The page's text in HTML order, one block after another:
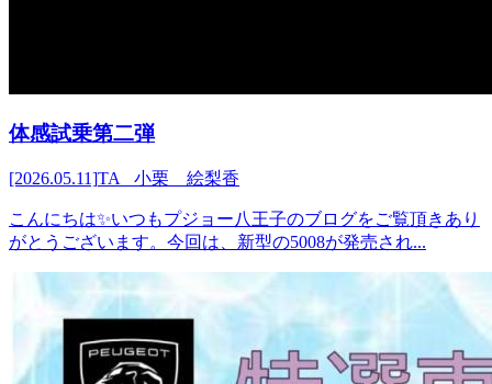
体感試乗第二弾
[2026.05.11]TA 小栗 絵梨香
こんにちは✨いつもプジョー八王子のブログをご覧頂きあり
がとうございます。今回は、新型の5008が発売され...